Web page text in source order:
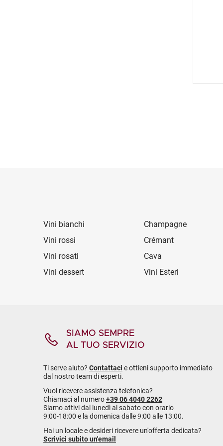
Vini bianchi
Champagne
Vini rossi
Crémant
Vini rosati
Cava
Vini dessert
Vini Esteri
SIAMO SEMPRE
AL TUO SERVIZIO
Ti serve aiuto? Contattaci e ottieni supporto immediato
dal nostro team di esperti.
Vuoi ricevere assistenza telefonica?
Chiamaci al numero+39 06 4040 2262
Siamo attivi dal lunedì al sabato con orario
9:00-18:00 e la domenica dalle 9:00 alle 13:00.
Hai un locale e desideri ricevere un'offerta dedicata?
Scrivici subito un'email